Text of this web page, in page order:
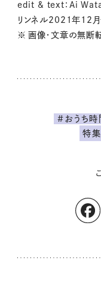
edit & text：Ai
リンネル2021年12月
※ 画像・文章の無断
#おうち時
特集